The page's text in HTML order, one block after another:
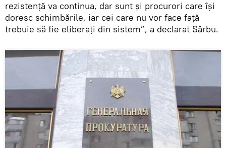
rezistenţă va continua, dar sunt și procurori care își
doresc schimbările, iar cei care nu vor face față
trebuie să fie eliberați din sistem”, a declarat Sârbu.